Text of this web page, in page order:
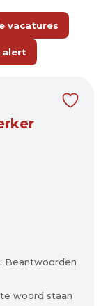
vacatures
alert
Beantwoorden
woord staan